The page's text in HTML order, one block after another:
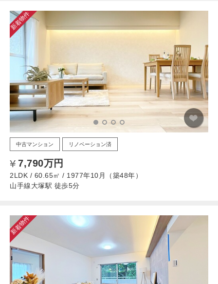
新着物件
中古マンション リノベーション済
7,790万円
2LDK / 60.65㎡ / 1977年10月（築48年）
山手線大塚駅 徒歩5分
新着物件